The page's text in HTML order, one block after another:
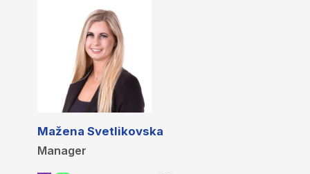
Mažena Svetlikovska
Manager